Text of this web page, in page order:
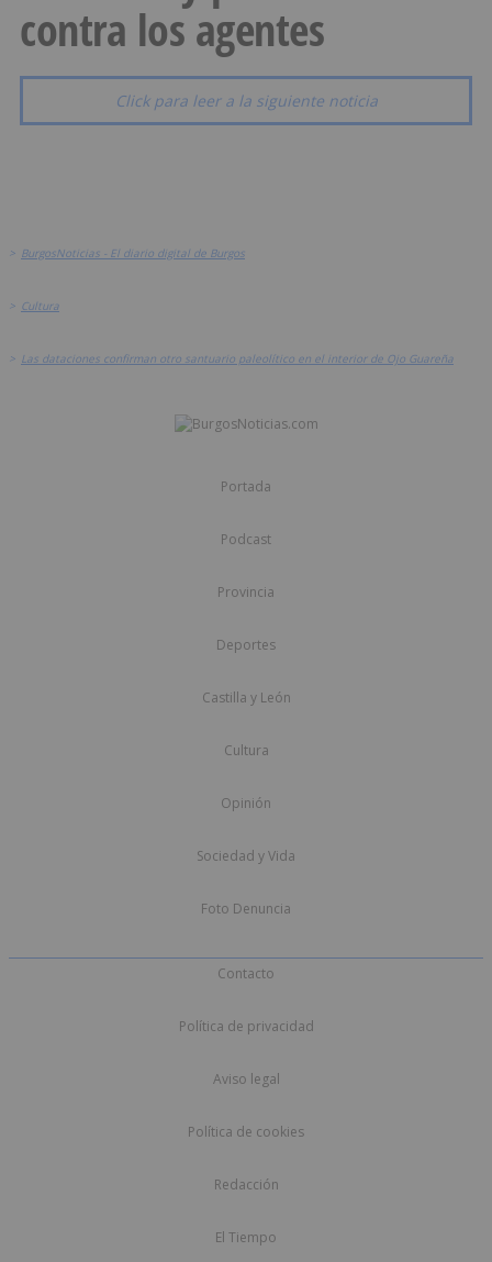
contra los agentes
Click para leer a la siguiente noticia
> BurgosNoticias - El diario digital de Burgos
> Cultura
> Las dataciones confirman otro santuario paleolítico en el interior de Ojo Guareña
Portada
Podcast
Provincia
Deportes
Castilla y León
Cultura
Opinión
Sociedad y Vida
Foto Denuncia
Contacto
Política de privacidad
Aviso legal
Política de cookies
Redacción
El Tiempo